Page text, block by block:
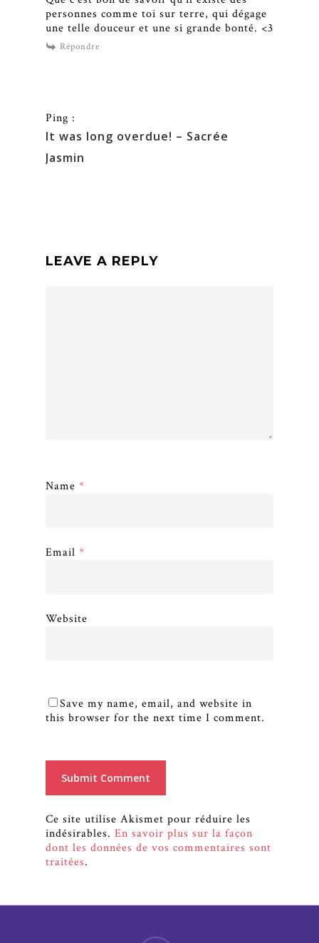
personnes comme toi sur terre, qui dégage
une telle douceur et une si grande bonté. <3
Répondre
Ping :
It was long overdue! – Sacrée
Jasmin
LEAVE A REPLY
Name *
Email *
Website
Save my name, email, and website in
this browser for the next time I comment.
Ce site utilise Akismet pour réduire les
indésirables. En savoir plus sur la façon
dont les données de vos commentaires sont
traitées.